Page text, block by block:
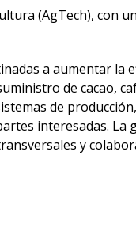
(AgTech), con
a aumentar la
de cacao,
de
interesadas. La
y